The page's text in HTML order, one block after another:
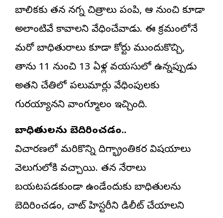
బాలికకు తన నగ్న చిత్రాలు పంపి, ఆమె నుంచి కూడా
అలాంటివే కావాలని వేధించేవాడు. ఈ క్రమంలోనే
మరో బాధితురాలు కూడా కోర్టు ముందుకొచ్చి,
తాను 11 నుంచి 13 ఏళ్ల వయసులో ఉన్నప్పుడు
అతని చేతిలో పలుమార్లు వేధింపులకు
గురయ్యానని వాంగ్మూలం ఇచ్చింది.
బాధితులను బెదిరించడం..
విచారణలో మరికొన్ని దిగ్భ్రాంతికర విషయాలు
వెలుగులోకి వచ్చాయి. తన నేరాలు
బయటపడకుండా ఉండేందుకు బాధితులను
బెదిరించడం, చాట్ హిస్టరీని డిలీట్ చేయాలని